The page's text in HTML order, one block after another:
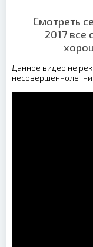
Смотреть
2017 все
Данное видео не